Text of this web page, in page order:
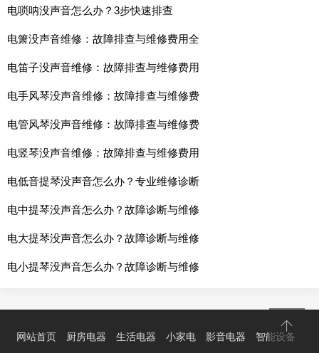
电唢呐没声音怎么办？3步快速排查
电箫没声音维修：故障排查与维修费用全
电笛子没声音维修：故障排查与维修费用
电手风琴没声音维修：故障排查与维修费
电管风琴没声音维修：故障排查与维修费
电竖琴没声音维修：故障排查与维修费用
电低音提琴没声音怎么办？专业维修诊断
电中提琴没声音怎么办？故障诊断与维修
电大提琴没声音怎么办？故障诊断与维修
电小提琴没声音怎么办？故障诊断与维修
网站首页 厨房电器 生活电器 小家电 影音电器 智能设备